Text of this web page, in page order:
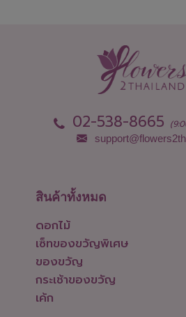
อุ
อุ
02-538-8665
สินค้าทั้งหมด
ดอกไม้
เซ็ทของขวัญพิเศษ
ของขวัญ
กระเช้าของขวัญ
เค้ก